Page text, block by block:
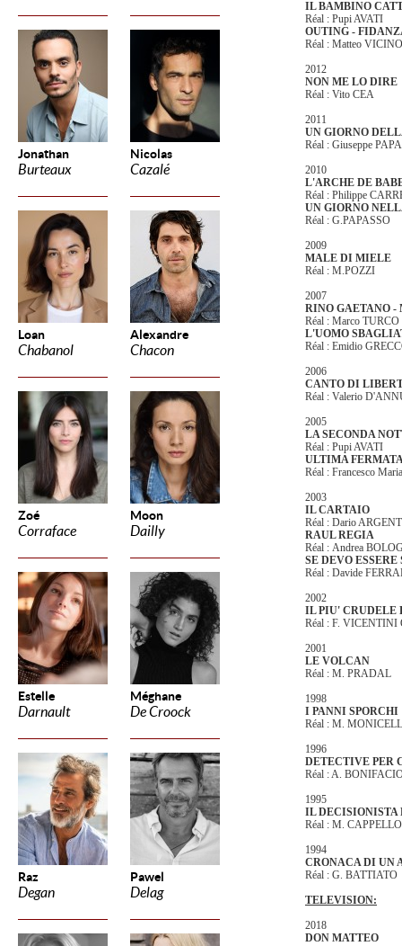
Jonathan
Burteaux
Nicolas
Cazalé
Loan
Chabanol
Alexandre
Chacon
Zoé
Corraface
Moon
Dailly
Estelle
Darnault
Méghane
De Croock
Raz
Degan
Pawel
Delag
IL BAMBINO
Réal : Pupi AVATI
OUTING -
Réal : Matteo VICINO
2012
NON ME LO DIRE
Réal : Vito CEA
2011
UN GIORNO
Réal : Giuseppe
2010
L'ARCHE DE
Réal : Philippe
UN GIORNO
Réal : G.PAPASSO
2009
MALE DI MIELE
Réal : M.POZZI
2007
RINO GAETANO -
Réal : Marco TURCO
L'UOMO
Réal : Emidio
2006
CANTO DI
Réal : Valerio
2005
LA SECONDA
Réal : Pupi AVATI
ULTIMA
Réal : Francesco
2003
IL CARTAIO
Réal : Dario
RAUL REGIA
Réal : Andrea
SE DEVO
Réal : Davide
2002
IL PIU' CRUDELE
Réal : F.
2001
LE VOLCAN
Réal : M. PRADAL
1998
I PANNI SPORCHI
Réal : M.
1996
DETECTIVE PER
Réal : A.
1995
IL DECISIONISTA
Réal : M.
1994
CRONACA DI UN
Réal : G. BATTIATO
TELEVISION:
2018
DON MATTEO